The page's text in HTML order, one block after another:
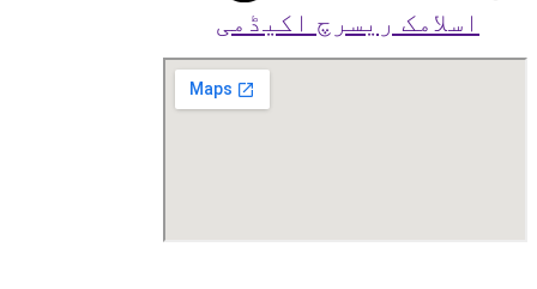
اسلامک ریسرچ اکیڈمی